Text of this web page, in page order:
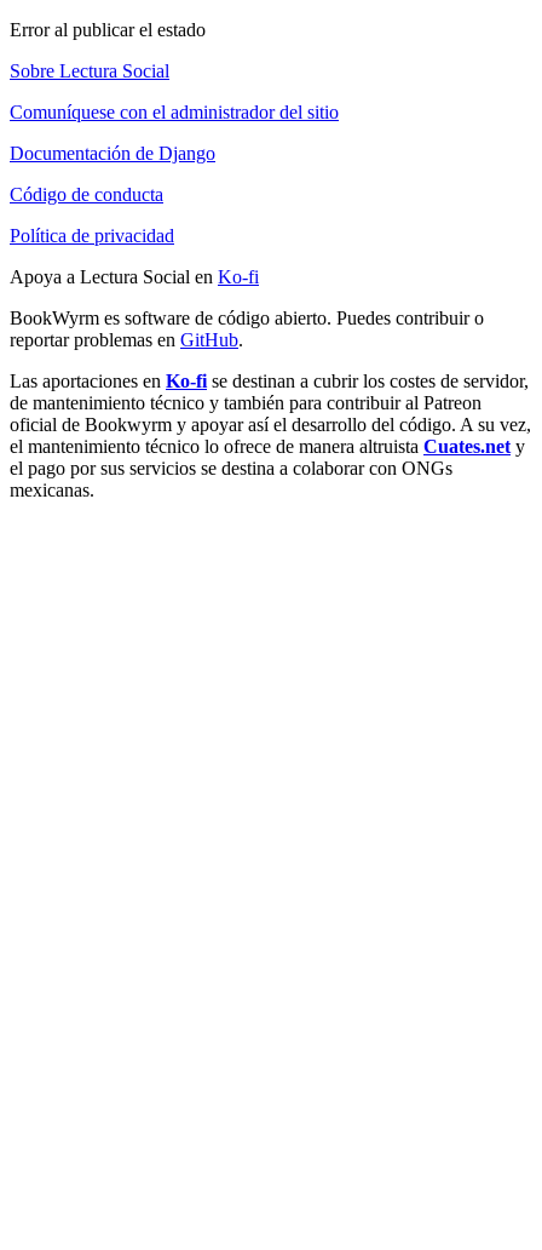
Error al publicar el estado
Sobre Lectura Social
Comuníquese con el administrador del sitio
Documentación de Django
Código de conducta
Política de privacidad
Apoya a Lectura Social en Ko-fi
BookWyrm es software de código abierto. Puedes contribuir o
reportar problemas en GitHub.
Las aportaciones en Ko-fi se destinan a cubrir los costes de servidor,
de mantenimiento técnico y también para contribuir al Patreon
oficial de Bookwyrm y apoyar así el desarrollo del código. A su vez,
el mantenimiento técnico lo ofrece de manera altruista Cuates.net y
el pago por sus servicios se destina a colaborar con ONGs
mexicanas.